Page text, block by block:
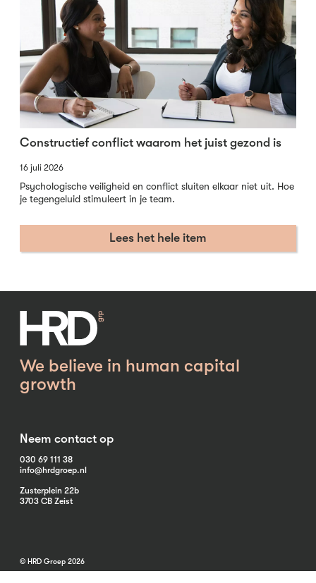
Constructief conflict waarom het juist gezond is
16 juli 2026
Psychologische veiligheid en conflict sluiten elkaar niet uit. Hoe
je tegengeluid stimuleert in je team.
Lees het hele item
We believe in human capital
growth
Neem contact op
030 69 111 38
info@hrdgroep.nl
Zusterplein 22b
3703 CB Zeist
© HRD Groep 2026